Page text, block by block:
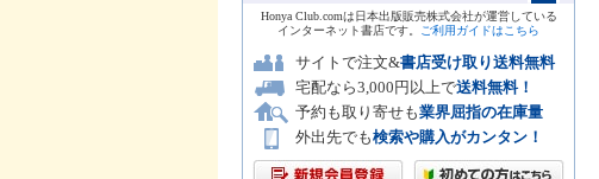
Honya Club.comは日本出版販売株式会社が運営している
インターネット書店です。
ご利用ガイドはこちら
サイトで注文&書店受け取り送料無料
宅配なら3,000円以上で送料無料！
予約も取り寄せも業界屈指の在庫量
外出先でも検索や購入がカンタン！